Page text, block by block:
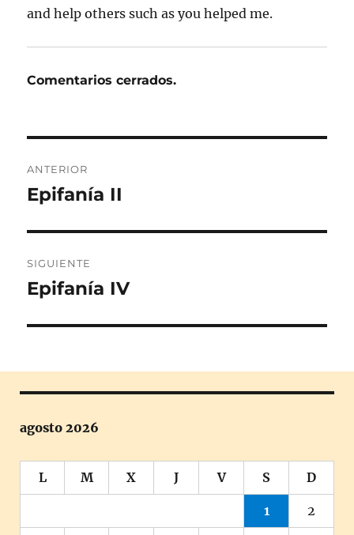
and help others such as you helped me.
Comentarios cerrados.
de
ANTERIOR
Entrada
Epifanía II
SIGUIENTE
Entrada
Epifanía IV
agosto 2026
L M X J V S D
1 2